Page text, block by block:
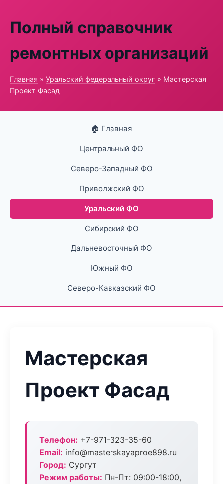
Полный справочник
ремонтных организаций
Главная » Уральский федеральный округ » Мастерская
Проект Фасад
🏠 Главная
Центральный ФО
Северо-Западный ФО
Приволжский ФО
Уральский ФО
Сибирский ФО
Дальневосточный ФО
Южный ФО
Северо-Кавказский ФО
Мастерская
Проект Фасад
Телефон: +7-971-323-35-60
Email: info@masterskayaproe898.ru
Город: Сургут
Режим работы: Пн-Пт: 09:00-18:00,